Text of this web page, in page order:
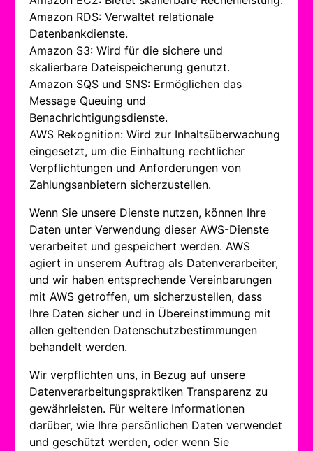
Amazon RDS: Verwaltet relationale
Datenbankdienste.
Amazon S3: Wird für die sichere und
skalierbare Dateispeicherung genutzt.
Amazon SQS und SNS: Ermöglichen das
Message Queuing und
Benachrichtigungsdienste.
AWS Rekognition: Wird zur Inhaltsüberwachung
eingesetzt, um die Einhaltung rechtlicher
Verpflichtungen und Anforderungen von
Zahlungsanbietern sicherzustellen.
Wenn Sie unsere Dienste nutzen, können Ihre
Daten unter Verwendung dieser AWS-Dienste
verarbeitet und gespeichert werden. AWS
agiert in unserem Auftrag als Datenverarbeiter,
und wir haben entsprechende Vereinbarungen
mit AWS getroffen, um sicherzustellen, dass
Ihre Daten sicher und in Übereinstimmung mit
allen geltenden Datenschutzbestimmungen
behandelt werden.
Wir verpflichten uns, in Bezug auf unsere
Datenverarbeitungspraktiken Transparenz zu
gewährleisten. Für weitere Informationen
darüber, wie Ihre persönlichen Daten verwendet
und geschützt werden, oder wenn Sie